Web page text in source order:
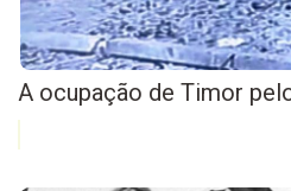
A ocupação de Timor